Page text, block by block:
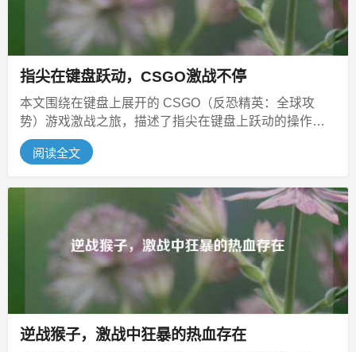
指尖在键盘跃动，CSGO激战不停
本文围绕在键盘上展开的 CSGO（反恐精英：全球攻
势）游戏激战之旅，描述了指尖在键盘上跃动的操作状
态，特别提及在游戏过程中 A...
阅读全文
逆战猴子，激战中狂暴的热血存在